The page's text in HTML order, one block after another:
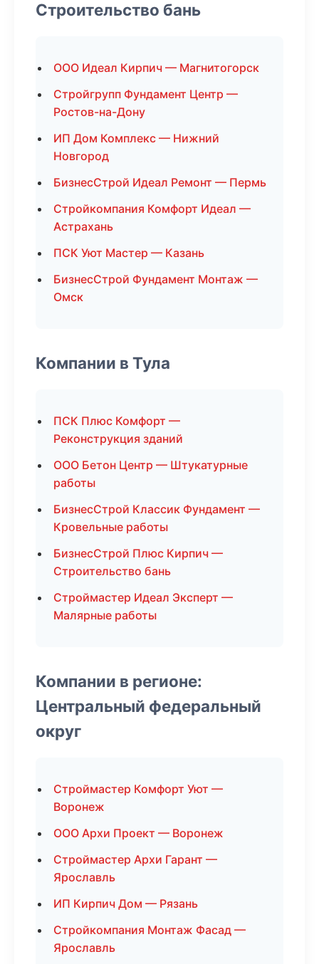
Строительство бань
ООО Идеал Кирпич — Магнитогорск
Стройгрупп Фундамент Центр —
Ростов-на-Дону
ИП Дом Комплекс — Нижний
Новгород
БизнесСтрой Идеал Ремонт — Пермь
Стройкомпания Комфорт Идеал —
Астрахань
ПСК Уют Мастер — Казань
БизнесСтрой Фундамент Монтаж —
Омск
Компании в Тула
ПСК Плюс Комфорт —
Реконструкция зданий
ООО Бетон Центр — Штукатурные
работы
БизнесСтрой Классик Фундамент —
Кровельные работы
БизнесСтрой Плюс Кирпич —
Строительство бань
Строймастер Идеал Эксперт —
Малярные работы
Компании в регионе:
Центральный федеральный
округ
Строймастер Комфорт Уют —
Воронеж
ООО Архи Проект — Воронеж
Строймастер Архи Гарант —
Ярославль
ИП Кирпич Дом — Рязань
Стройкомпания Монтаж Фасад —
Ярославль